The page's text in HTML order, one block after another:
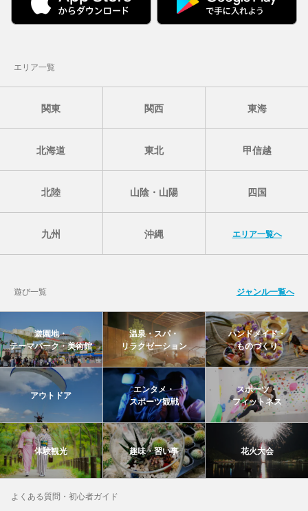
エリア一覧
関東 関西 東海
北海道 東北 甲信越
北陸 山陰・山陽 四国
九州 沖縄 エリア一覧へ
遊び一覧 ジャンル一覧へ
遊園地・
テーマパーク・美術館
温泉・スパ・
リラクゼーション
ハンドメイド・
ものづくり
アウトドア
エンタメ・
スポーツ観戦
スポーツ・
フィットネス
体験観光 趣味・習い事 花火大会
よくある質問・初心者ガイド